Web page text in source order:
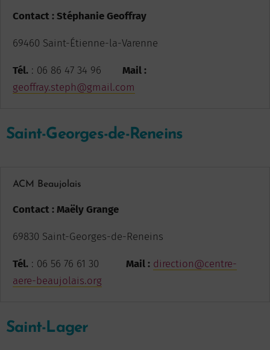
Contact : Stéphanie Geoffray
69460 Saint-Étienne-la-Varenne
Tél. : 06 86 47 34 96 Mail :
geoffray.steph@gmail.com
Saint-Georges-de-Reneins
ACM Beaujolais
Contact : Maëly Grange
69830 Saint-Georges-de-Reneins
Tél. : 06 56 76 61 30 Mail : direction@centre-
aere-beaujolais.org
Saint-Lager